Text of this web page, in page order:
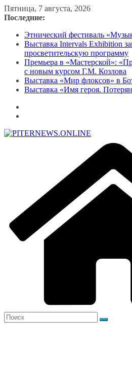
Перейти
к
Пятница, 7 августа, 2026
Последние:
Этнический фестиваль
Выставка Intervals Exhibition
просветительскую программу
Премьера в «Мастерской»:
с новым курсом Г.М. Козлова
Выставка «Мир флоксов» в
Выставка «Имя героя.